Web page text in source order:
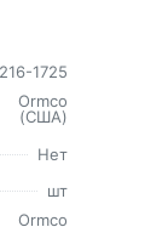
216-1725
Ormco
(США)
Нет
шт
Ormco